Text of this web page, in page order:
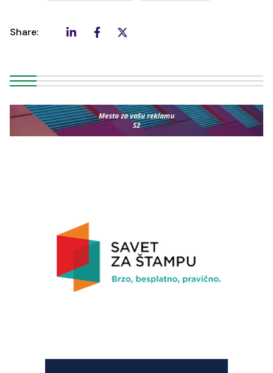
Share: